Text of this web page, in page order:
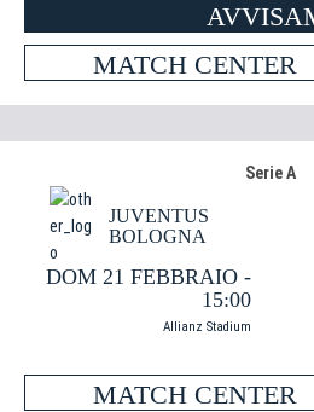
MATCH CENTER
Serie A
JUVENTUS
BOLOGNA
DOM 21 FEBBRAIO -
15:00
Allianz Stadium
MATCH CENTER